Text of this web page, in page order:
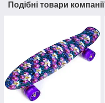
Подібні товари компанії